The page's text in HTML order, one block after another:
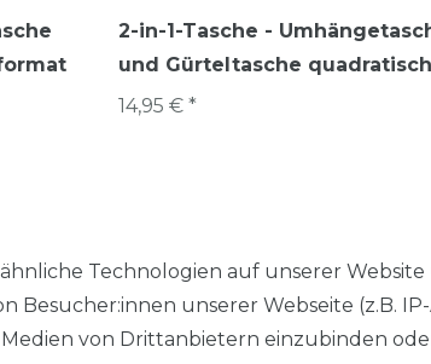
2-in-1-Tasche -
und Gürteltasche quadratisch
14,95 € *
Technologien auf unserer
Besucher:innen unserer Webseite (z.B.
von Drittanbietern einzubinden